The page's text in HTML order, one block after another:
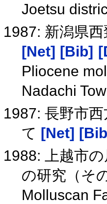
Joetsu
1987: 新潟県
[Net] [Bib]
Pliocene
Nadachi
1987: 長野市
て [Net]
1988: 上越市
の研究（そ
Molluscan